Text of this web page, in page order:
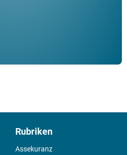
Rubriken
Assekuranz